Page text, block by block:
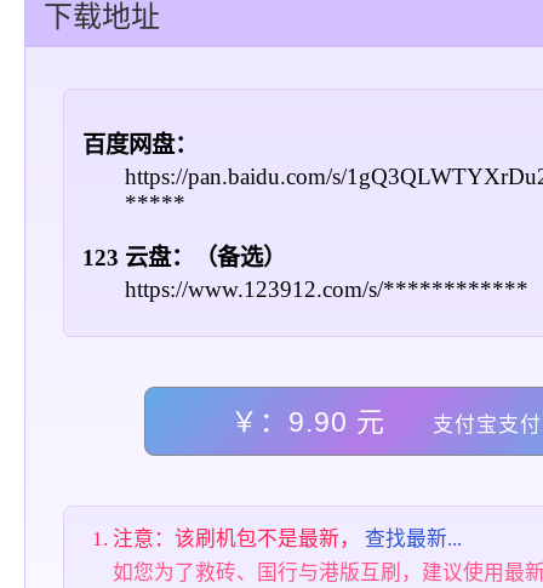
下载地址
百度网盘：
https://pan.baidu.com/s/
*****
123 云盘：（备选）
https://www.123912.com/s/************
￥：9.90 元 支付宝支付
注意：该刷机包不是最新， 查找最新...
如您为了救砖、国行与港版互刷，建议使用最